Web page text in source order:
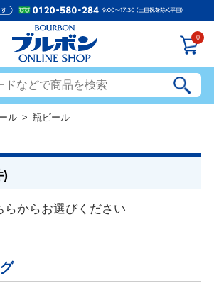
0
ル > 瓶ビール
)
らからお選びください